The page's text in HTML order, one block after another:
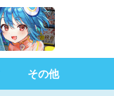
その他